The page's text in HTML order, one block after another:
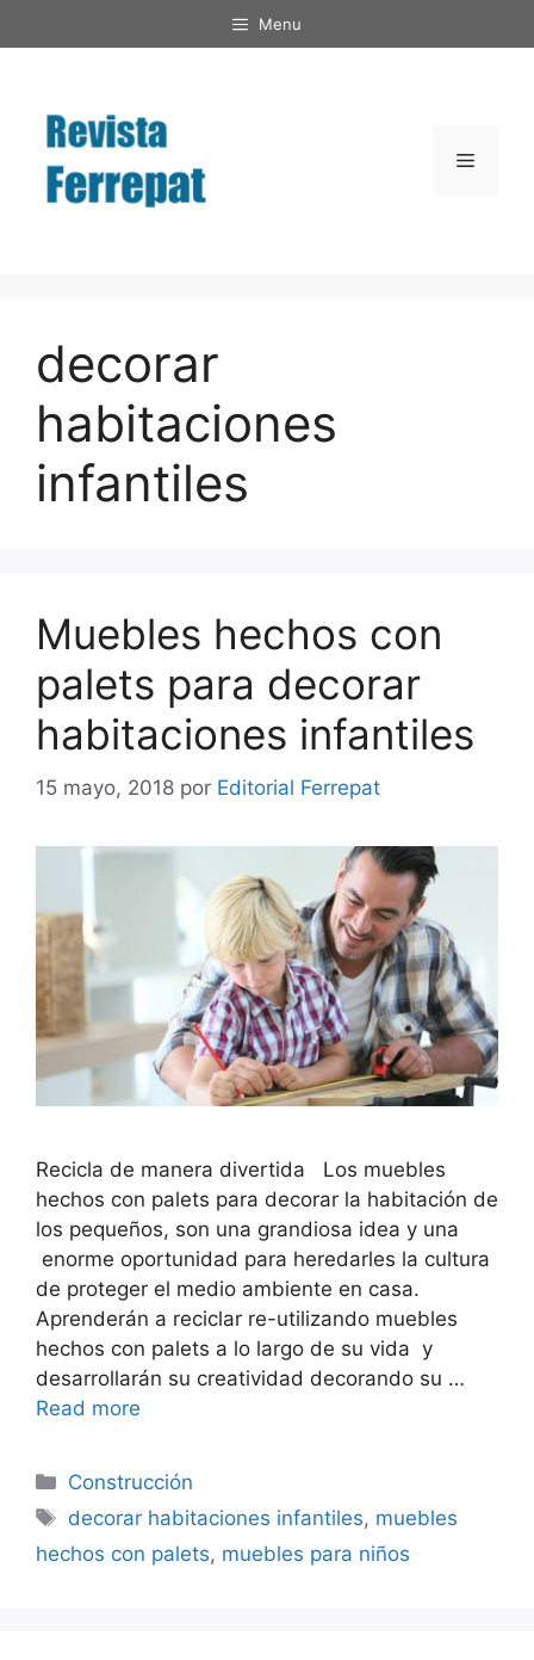
al
Menu
Menú
decorar
habitaciones
infantiles
Muebles hechos con
palets para decorar
habitaciones infantiles
15 mayo, 2018 por Editorial Ferrepat
Recicla de manera divertida Los muebles
hechos con palets para decorar la habitación de
los pequeños, son una grandiosa idea y una
enorme oportunidad para heredarles la cultura
de proteger el medio ambiente en casa.
Aprenderán a reciclar re-utilizando muebles
hechos con palets a lo largo de su vida y
desarrollarán su creatividad decorando su …
Read more
Categorías
Construcción
Etiquetas
decorar habitaciones infantiles, muebles
hechos con palets, muebles para niños